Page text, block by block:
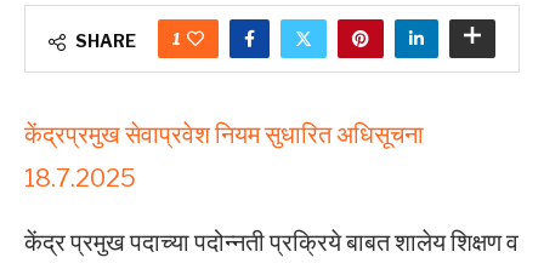
SHARE 1
केंद्रप्रमुख सेवाप्रवेश नियम सुधारित अधिसूचना
18.7.2025
केंद्र प्रमुख पदाच्या पदोन्नती प्रक्रिये बाबत शालेय शिक्षण व